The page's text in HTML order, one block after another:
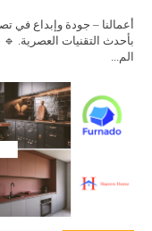
أعمالنا – جودة وإبداع في
بأحدث التقنيات العصرية.
الم...